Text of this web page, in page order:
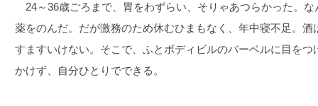
24～36歳ごろまで、胃をわずらい、そりゃあつらかった。
薬をのんだ。だが激務のため休むひまもなく、年中寝不足。
すますいけない。そこで、ふとボディビルのバーベルに目を
かけず、自分ひとりでできる。